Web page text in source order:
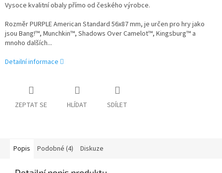
Vysoce kvalitní obaly přímo od českého výrobce.
Rozměr PURPLE American Standard 56x87 mm, je určen pro hry jako
jsou Bang!™, Munchkin™, Shadows Over Camelot™, Kingsburg™ a
mnoho dalších...
Detailní informace
ZEPTAT SE HLÍDAT SDÍLET
Popis Podobné (4) Diskuze